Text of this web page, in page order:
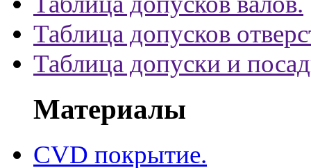
Таблица допусков
Таблица допуски и
Материалы
CVD покрытие.